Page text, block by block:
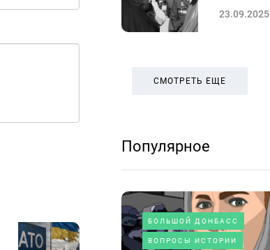
23.09.2025
СМОТРЕТЬ ЕЩЕ
Популярное
БОЛЬШОЙ ДОНБАСС
ВОПРОСЫ ИСТОРИИ